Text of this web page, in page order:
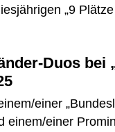
„9
Duos bei
einer
einem/einer